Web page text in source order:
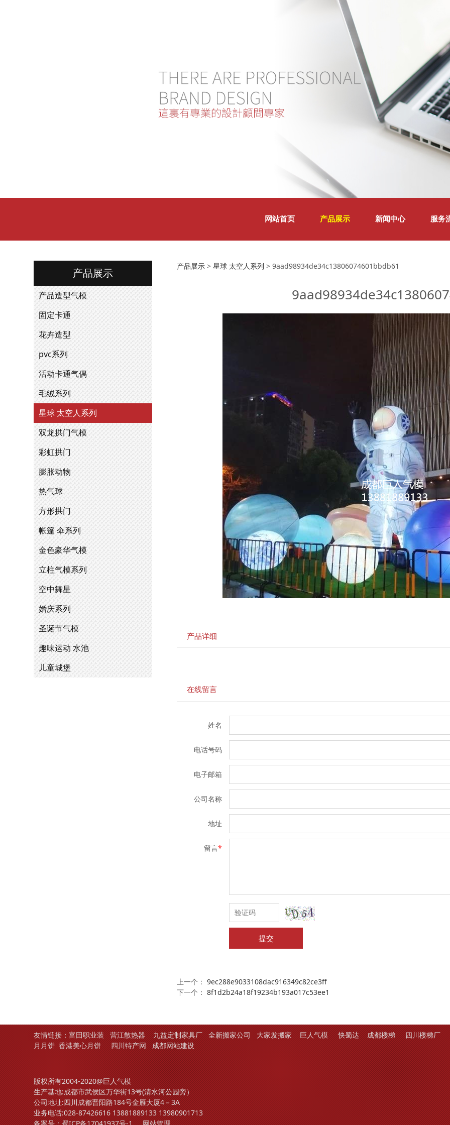
网站首页 产品展示 新闻中心 服务
产品展示
产品造型气模
固定卡通
花卉造型
pvc系列
活动卡通气偶
毛绒系列
星球 太空人系列
双龙拱门气模
彩虹拱门
膨胀动物
热气球
方形拱门
帐篷 伞系列
金色豪华气模
立柱气模系列
空中舞星
婚庆系列
圣诞节气模
趣味运动 水池
儿童城堡
产品展示 >星球 太空人系列 >9aad98934de34c13806074601bbdb61
产品详细
在线留言
姓名
电话号码
电子邮箱
公司名称
地址
留言*
提交
上一个：9ec288e9033108dac916349c82ce3ff
下一个：8f1d2b24a18f19234b193a017c53ee1
友情链接：富田职业装 营江散热器 九益定制家具厂 全新搬家公司 大家发搬家 巨人气模 快蜀达 成都楼梯 四川楼梯厂
月月饼 香港美心月饼 四川特产网 成都网站建设
版权所有2004-2020@巨人气模
生产基地:成都市武侯区万华街13号(清水河公园旁）
公司地址:四川成都晋阳路184号金雁大厦4－3A
业务电话:028-87426616 13881889133 13980901713